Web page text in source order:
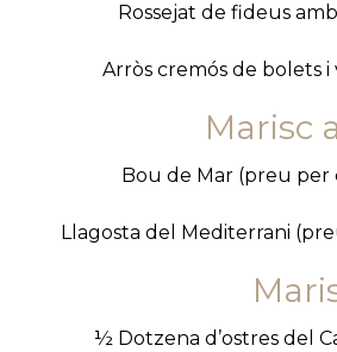
Rossejat de fideus
Arròs cremós de bolets
Marisc
Bou de Mar (preu per
Llagosta del Mediterrani
½ Dotzena d’ostres del